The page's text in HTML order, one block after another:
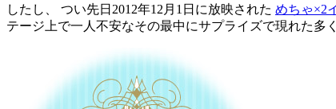
したし、 つい先日2012年12月1日に放映された めちゃ×2
テージ上で一人不安なその最中にサプライズで現れた多